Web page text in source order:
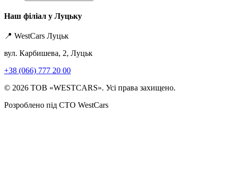
Наш філіал у Луцьку
📍 WestCars Луцьк
вул. Карбишева, 2, Луцьк
+38 (066) 777 20 00
© 2026 ТОВ «WESTCARS». Усі права захищено.
Розроблено під СТО WestCars